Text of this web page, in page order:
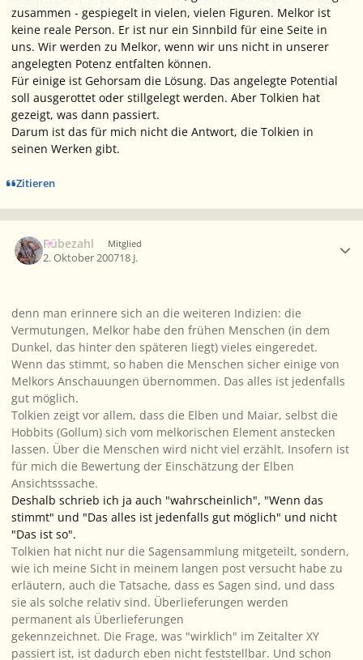
zusammen - gespiegelt in vielen, vielen Figuren. Melkor ist
keine reale Person. Er ist nur ein Sinnbild für eine Seite in
uns. Wir werden zu Melkor, wenn wir uns nicht in unserer
angelegten Potenz entfalten können.
Für einige ist Gehorsam die Lösung. Das angelegte Potential
soll ausgerottet oder stillgelegt werden. Aber Tolkien hat
gezeigt, was dann passiert.
Darum ist das für mich nicht die Antwort, die Tolkien in
seinen Werken gibt.
Zitieren
Rübezahl Mitglied
2. Oktober 200718 J.
denn man erinnere sich an die weiteren Indizien: die
Vermutungen, Melkor habe den frühen Menschen (in dem
Dunkel, das hinter den späteren liegt) vieles eingeredet.
Wenn das stimmt, so haben die Menschen sicher einige von
Melkors Anschauungen übernommen. Das alles ist jedenfalls
gut möglich.
Tolkien zeigt vor allem, dass die Elben und Maiar, selbst die
Hobbits (Gollum) sich vom melkorischen Element anstecken
lassen. Über die Menschen wird nicht viel erzählt. Insofern ist
für mich die Bewertung der Einschätzung der Elben
Ansichtsssache.
Deshalb schrieb ich ja auch "wahrscheinlich", "Wenn das
stimmt" und "Das alles ist jedenfalls gut möglich" und nicht
"Das ist so".
Tolkien hat nicht nur die Sagensammlung mitgeteilt, sondern,
wie ich meine Sicht in meinem langen post versucht habe zu
erläutern, auch die Tatsache, dass es Sagen sind, und dass
sie als solche relativ sind. Überlieferungen werden
permanent als Überlieferungen
gekennzeichnet. Die Frage, was "wirklich" im Zeitalter XY
passiert ist, ist dadurch eben nicht feststellbar. Und schon